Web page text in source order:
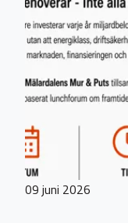
09 juni 2026